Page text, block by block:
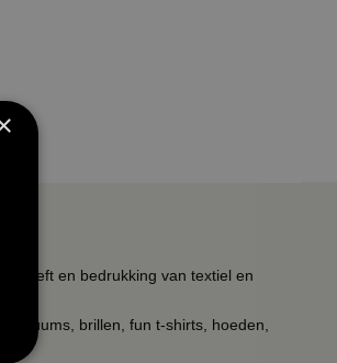
heeft en bedrukking van textiel en
brillen, fun t-shirts, hoeden,